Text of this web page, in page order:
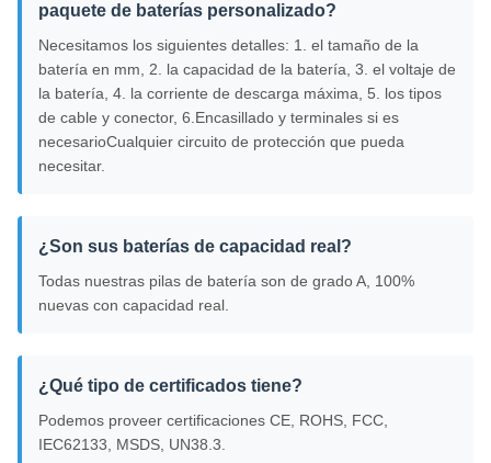
paquete de baterías personalizado?
Necesitamos los siguientes detalles: 1. el tamaño de la
batería en mm, 2. la capacidad de la batería, 3. el voltaje de
la batería, 4. la corriente de descarga máxima, 5. los tipos
de cable y conector, 6.Encasillado y terminales si es
necesarioCualquier circuito de protección que pueda
necesitar.
¿Son sus baterías de capacidad real?
Todas nuestras pilas de batería son de grado A, 100%
nuevas con capacidad real.
¿Qué tipo de certificados tiene?
Podemos proveer certificaciones CE, ROHS, FCC,
IEC62133, MSDS, UN38.3.